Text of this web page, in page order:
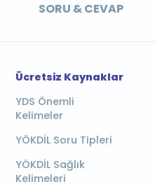
SORU & CEVAP
Ücretsiz Kaynaklar
YDS Önemli
Kelimeler
YÖKDİL Soru Tipleri
YÖKDİL Sağlık
Kelimeleri